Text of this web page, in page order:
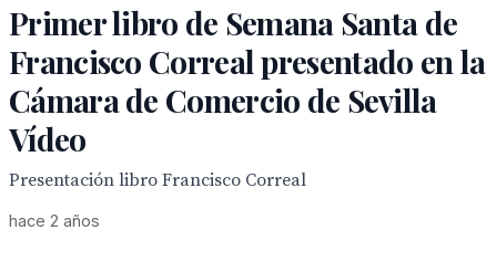
Primer libro de Semana Santa de
Francisco Correal presentado en la
Cámara de Comercio de Sevilla
Vídeo
Presentación libro Francisco Correal
hace 2 años